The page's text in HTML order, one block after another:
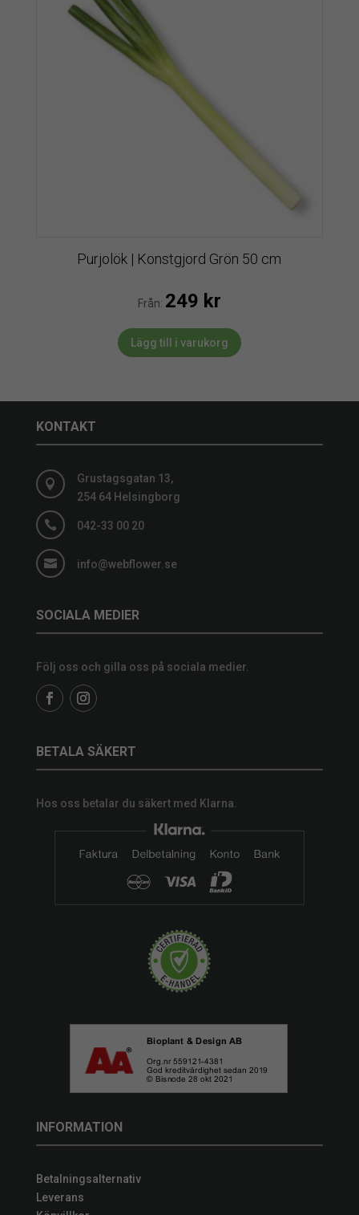
Purjolök | Konstgjord Grön 50 cm
Från: 249 kr
Lägg till i varukorg
KONTAKT

Grustagsgatan 13,
254 64 Helsingborg
 042-33 00 20
 info@webflower.se
SOCIALA MEDIER
Följ oss och gilla oss på sociala medier.
BETALA SÄKERT
Hos oss betalar du säkert med Klarna.
INFORMATION
Betalningsalternativ
Leverans